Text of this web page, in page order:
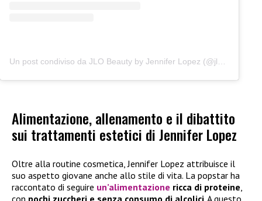
Un post condiviso da JLO Beauty by Jennifer Lopez (@jlobeauty)
Alimentazione, allenamento e il dibattito
sui trattamenti estetici di Jennifer Lopez
Oltre alla routine cosmetica, Jennifer Lopez attribuisce il
suo aspetto giovane anche allo stile di vita. La popstar ha
raccontato di seguire un’alimentazione ricca di proteine,